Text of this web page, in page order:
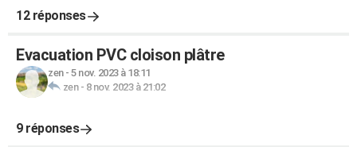
12 réponses
Evacuation PVC cloison plâtre
zen- 5 nov. 2023 à 18:11
zen- 8 nov. 2023 à 21:02
9 réponses